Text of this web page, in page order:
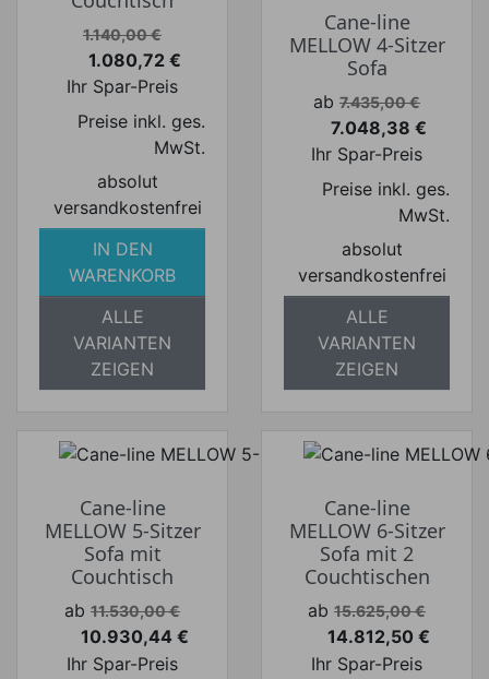
Verkaufspreis
1.140,00 €
Preis
1.080,72 €
Ihr Spar-Preis
Preise inkl. ges.
MwSt.
absolut
versandkostenfrei
IN DEN
WARENKORB
ALLE
VARIANTEN
ZEIGEN
Cane-line
MELLOW 4-Sitzer
Sofa
Verkaufspreis
ab 7.435,00 €
Preis
7.048,38 €
Ihr Spar-Preis
Preise inkl. ges.
MwSt.
absolut
versandkostenfrei
ALLE
VARIANTEN
ZEIGEN
Cane-line
MELLOW 5-Sitzer
Sofa mit
Couchtisch
Verkaufspreis
ab 11.530,00 €
Preis
10.930,44 €
Ihr Spar-Preis
Cane-line
MELLOW 6-Sitzer
Sofa mit 2
Couchtischen
Verkaufspreis
ab 15.625,00 €
Preis
14.812,50 €
Ihr Spar-Preis